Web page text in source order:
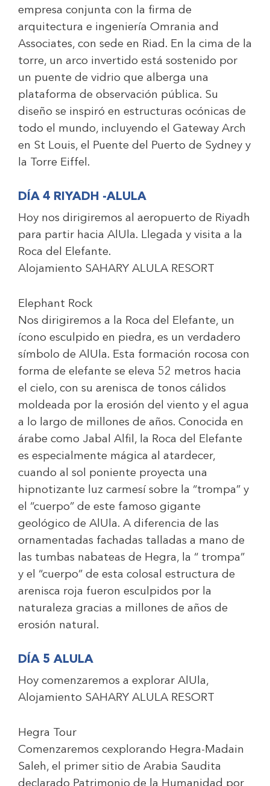
empresa conjunta con la firma de
arquitectura e ingeniería Omrania and
Associates, con sede en Riad. En la cima de la
torre, un arco invertido está sostenido por
un puente de vidrio que alberga una
plataforma de observación pública. Su
diseño se inspiró en estructuras ocónicas de
todo el mundo, incluyendo el Gateway Arch
en St Louis, el Puente del Puerto de Sydney y
la Torre Eiffel.
DÍA 4 RIYADH -ALULA
Hoy nos dirigiremos al aeropuerto de Riyadh
para partir hacia AlUla. Llegada y visita a la
Roca del Elefante.
Alojamiento SAHARY ALULA RESORT
Elephant Rock
Nos dirigiremos a la Roca del Elefante, un
ícono esculpido en piedra, es un verdadero
símbolo de AlUla. Esta formación rocosa con
forma de elefante se eleva 52 metros hacia
el cielo, con su arenisca de tonos cálidos
moldeada por la erosión del viento y el agua
a lo largo de millones de años. Conocida en
árabe como Jabal Alfil, la Roca del Elefante
es especialmente mágica al atardecer,
cuando al sol poniente proyecta una
hipnotizante luz carmesí sobre la “trompa” y
el “cuerpo” de este famoso gigante
geológico de AlUla. A diferencia de las
ornamentadas fachadas talladas a mano de
las tumbas nabateas de Hegra, la “ trompa”
y el “cuerpo” de esta colosal estructura de
arenisca roja fueron esculpidos por la
naturaleza gracias a millones de años de
erosión natural.
DÍA 5 ALULA
Hoy comenzaremos a explorar AlUla,
Alojamiento SAHARY ALULA RESORT
Hegra Tour
Comenzaremos cexplorando Hegra-Madain
Saleh, el primer sitio de Arabia Saudita